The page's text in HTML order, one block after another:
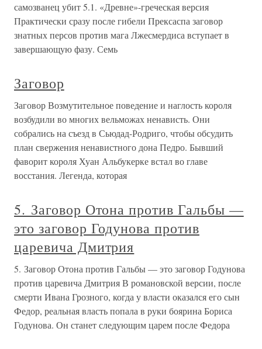
самозванец убит 5.1. «Древне»-греческая версия
Практически сразу после гибели Прексаспа заговор
знатных персов против мага Лжесмердиса вступает в
завершающую фазу. Семь
Заговор
Заговор Возмутительное поведение и наглость короля
возбудили во многих вельможах ненависть. Они
собрались на съезд в Сьюдад-Родриго, чтобы обсудить
план свержения ненавистного дона Педро. Бывший
фаворит короля Хуан Альбукерке встал во главе
восстания. Легенда, которая
5. Заговор Отона против Гальбы —
это заговор Годунова против
царевича Дмитрия
5. Заговор Отона против Гальбы — это заговор Годунова
против царевича Дмитрия В романовской версии, после
смерти Ивана Грозного, когда у власти оказался его сын
Федор, реальная власть попала в руки боярина Бориса
Годунова. Он станет следующим царем после Федора